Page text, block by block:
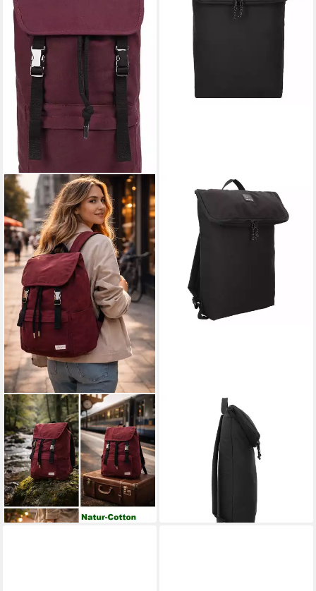
FORVERT
Tagesrucksack Cityrucksack
Schulrucksack 21 Liter Natur
Cotton
44,15 € UVP69,95 €
-37%
lieferbar - in 7-9 Werktagen bei dir
Laptoprucksack Drew,
leider ausverkauft